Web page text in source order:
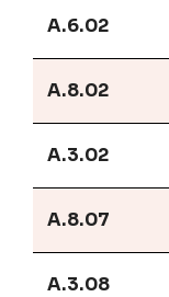
A.6.02
A.8.02
A.3.02
A.8.07
A.3.08